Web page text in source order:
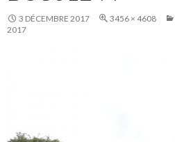
3 DÉCEMBRE 2017 3456 × 4608
2017